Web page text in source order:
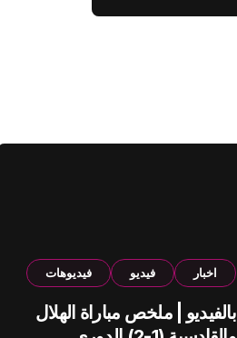
اخبار فيديو فيديوهات
بالفيديو | ملخص مباراة الهلال